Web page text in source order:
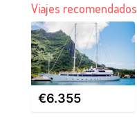
Viajes recomendados
€6.355